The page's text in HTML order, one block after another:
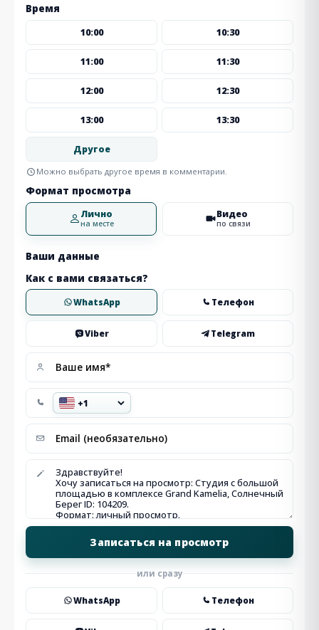
Время
10:00 10:30
11:00 11:30
12:00 12:30
13:00 13:30
Другое
Можно выбрать другое время в комментарии.
Формат просмотра
Лично
на месте
Видео
по связи
Ваши данные
Как с вами связаться?
WhatsApp Телефон
Viber Telegram
или сразу
WhatsApp Телефон